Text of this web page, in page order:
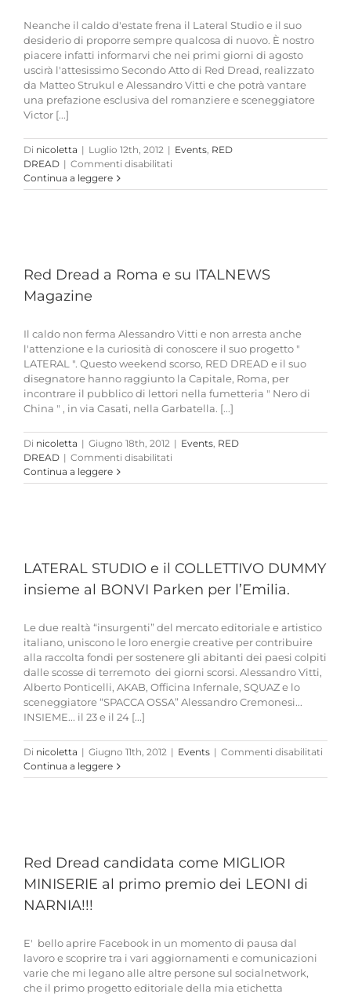
Neanche il caldo d'estate frena il Lateral Studio e il suo
desiderio di proporre sempre qualcosa di nuovo. È nostro
piacere infatti informarvi che nei primi giorni di agosto
uscirà l'attesissimo Secondo Atto di Red Dread, realizzato
da Matteo Strukul e Alessandro Vitti e che potrà vantare
una prefazione esclusiva del romanziere e sceneggiatore
Victor [...]
Di nicoletta | Luglio 12th, 2012 | Events, RED
DREAD | Commenti disabilitati
Summer
Continua a leggere
Red Dread a Roma e su ITALNEWS
Magazine
Il caldo non ferma Alessandro Vitti e non arresta anche
l'attenzione e la curiosità di conoscere il suo progetto "
LATERAL ". Questo weekend scorso, RED DREAD e il suo
disegnatore hanno raggiunto la Capitale, Roma, per
incontrare il pubblico di lettori nella fumetteria " Nero di
China " , in via Casati, nella Garbatella. [...]
Di nicoletta | Giugno 18th, 2012 | Events, RED
DREAD | Commenti disabilitati
Dread
Magazine
Continua a leggere
LATERAL STUDIO e il COLLETTIVO DUMMY
insieme al BONVI Parken per l’Emilia.
Le due realtà “insurgenti” del mercato editoriale e artistico
italiano, uniscono le loro energie creative per contribuire
alla raccolta fondi per sostenere gli abitanti dei paesi colpiti
dalle scosse di terremoto dei giorni scorsi. Alessandro Vitti,
Alberto Ponticelli, AKAB, Officina Infernale, SQUAZ e lo
sceneggiatore “SPACCA OSSA” Alessandro Cremonesi...
INSIEME... il 23 e il 24 [...]
Di nicoletta | Giugno 11th, 2012 | Events | Commenti disabilitati
Continua a leggere
Red Dread candidata come MIGLIOR
MINISERIE al primo premio dei LEONI di
NARNIA!!!
E' bello aprire Facebook in un momento di pausa dal
lavoro e scoprire tra i vari aggiornamenti e comunicazioni
varie che mi legano alle altre persone sul socialnetwork,
che il primo progetto editoriale della mia etichetta